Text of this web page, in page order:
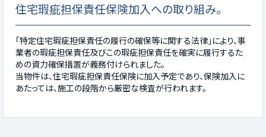
住宅瑕疵担保責任保険加入への取り組み。
「特定住宅瑕疵担保責任の履行の確保等に関する法律」により、事
業者の瑕疵担保責任及びこの瑕疵担保責任を確実に履行するた
めの資力確保措置が義務付けられました。
当物件は、住宅瑕疵担保責任保険に加入予定であり、保険加入に
あたっては、施工の段階から厳密な検査が行われます。